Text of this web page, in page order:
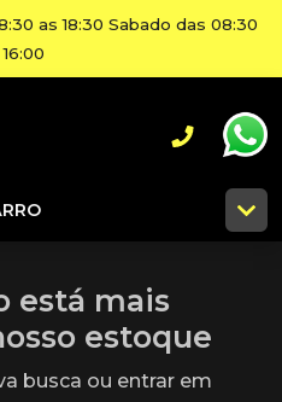
as 18:30 Sabado das 08:30
está mais
estoque
busca ou entrar em